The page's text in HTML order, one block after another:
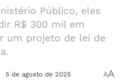
Público, eles
R$ 300 mil em
um projeto de lei de
5 de agosto de 2025 AA